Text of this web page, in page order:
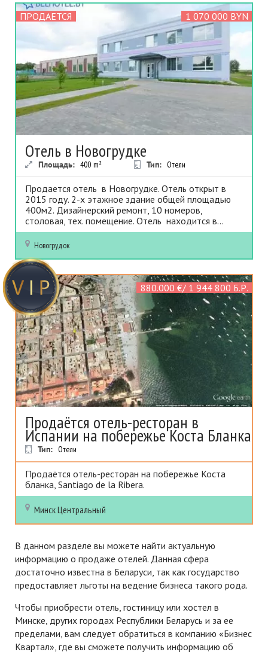
ПРОДАЕТСЯ 1 070 000 BYN
Отель в Новогрудке
Площадь: 400 m² Тип: Отели
Продается отель в Новогрудке. Отель открыт в
2015 году. 2-х этажное здание общей площадью
400м2. Дизайнерский ремонт, 10 номеров,
столовая, тех. помещение. Отель находится в...
Новогрудок
880.000 €/ 1 944 800 Б.Р.
Продаётся отель-ресторан в
Испании на побережье Коста Бланка
Тип: Отели
Продаётся отель-ресторан на побережье Коста
бланка, Santiago de la Ribera.
МинскЦентральный
В данном разделе вы можете найти актуальную
информацию о продаже отелей. Данная сфера
достаточно известна в Беларуси, так как государство
предоставляет льготы на ведение бизнеса такого рода.
Чтобы приобрести отель, гостиницу или хостел в
Минске, других городах Республики Беларусь и за ее
пределами, вам следует обратиться в компанию «Бизнес
Квартал», где вы сможете получить информацию об